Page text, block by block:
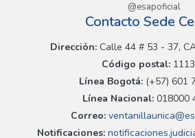
@esapoficial
Contacto Sede
Dirección:Calle 44 # 53 - 37,
Código postal:
Línea Bogotá:(+57) 601
Línea Nacional: 018000
Correo:
Notificaciones: